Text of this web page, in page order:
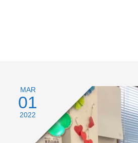
MAR
01
2022